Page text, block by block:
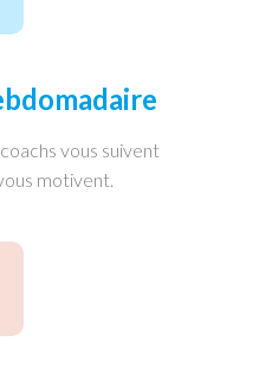
vous suivent
motivent.